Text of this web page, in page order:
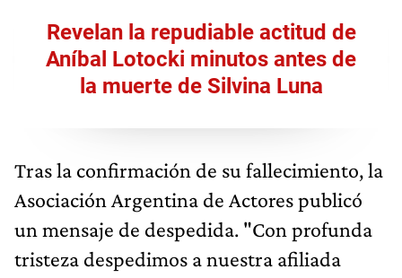
Revelan la repudiable actitud de
Aníbal Lotocki minutos antes de
la muerte de Silvina Luna
Tras la confirmación de su fallecimiento, la
Asociación Argentina de Actores publicó
un mensaje de despedida. "Con profunda
tristeza despedimos a nuestra afiliada